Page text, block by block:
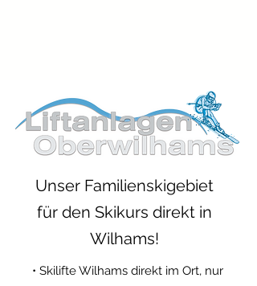
Unser Familienskigebiet
für den Skikurs direkt in
Wilhams!
• Skilifte Wilhams direkt im Ort, nur